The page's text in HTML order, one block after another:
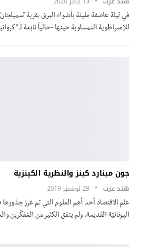
في ليلة عاصفة مليئة بأضواء البرق بقرية
للإمبراطوية النمساوية حينها -حالياً تابعة لـ
جون مينارد كينز والنظرية الكينزية
هند عزت 29 نوفمبر 2019
علم الاقتصاد أحد أهم العلوم التي تم غرز
اليونانيّة القديمة، ولم يتفق الكثير من المُفكّرين